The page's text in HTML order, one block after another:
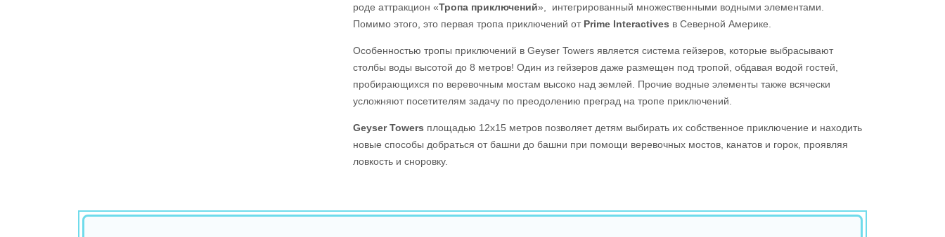
роде аттракцион «Тропа приключений», интегрированный множественными водными элементами.
Помимо этого, это первая тропа приключений от Prime Interactives в Северной Америке.
Особенностью тропы приключений в Geyser Towers является система гейзеров, которые выбрасывают
столбы воды высотой до 8 метров! Один из гейзеров даже размещен под тропой, обдавая водой гостей,
пробирающихся по веревочным мостам высоко над землей. Прочие водные элементы также всячески
усложняют посетителям задачу по преодолению преград на тропе приключений.
Geyser Towers площадью 12x15 метров позволяет детям выбирать их собственное приключение и находить
новые способы добраться от башни до башни при помощи веревочных мостов, канатов и горок, проявляя
ловкость и сноровку.